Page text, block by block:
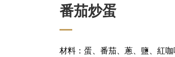
番茄炒蛋
材料：蛋、番茄、蔥、鹽、紅